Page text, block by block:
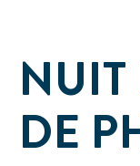
NUIT
DE